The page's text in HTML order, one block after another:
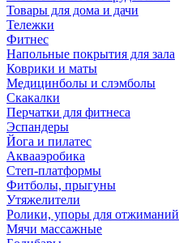
Товары для дома и дачи
Тележки
Фитнес
Напольные покрытия для зала
Коврики и маты
Медицинболы и слэмболы
Скакалки
Перчатки для фитнеса
Эспандеры
Йога и пилатес
Аквааэробика
Степ-платформы
Фитболы, прыгуны
Утяжелители
Ролики, упоры для отжиманий
Мячи массажные